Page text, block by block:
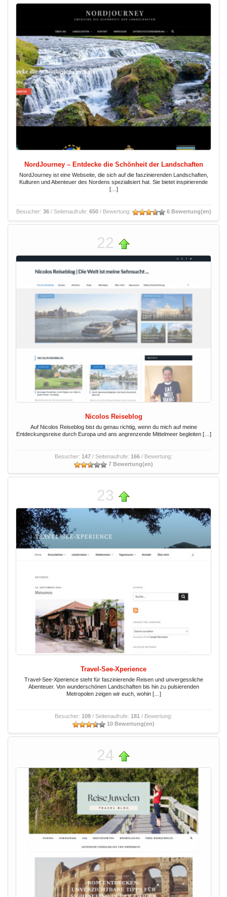
NordJourney – Entdecke die Schönheit der Landschaften
NordJourney ist eine Webseite, die sich auf die faszinierenden Landschaften,
Kulturen und Abenteuer des Nordens spezialisiert hat. Sie bietet inspirierende
[…]
Besucher: 36/ Seitenaufrufe: 650/ Bewertung: 6 Bewertung(en)
22
Nicolos Reiseblog
Auf Nicolos Reiseblog bist du genau richtig, wenn du mich auf meine
Entdeckungsreise durch Europa und ans angrenzende Mittelmeer begleiten […]
Besucher: 147 / Seitenaufrufe: 166 / Bewertung:
7 Bewertung(en)
23
Travel-See-Xperience
Travel-See-Xperience steht für faszinierende Reisen und unvergessliche
Abenteuer. Von wunderschönen Landschaften bis hin zu pulsierenden
Metropolen zeigen wir euch, wohin […]
Besucher: 109 / Seitenaufrufe: 181 / Bewertung:
10 Bewertung(en)
24